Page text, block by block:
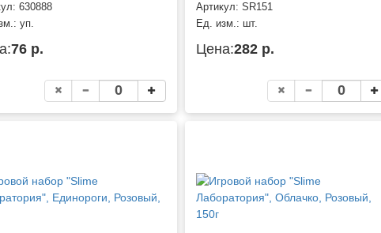
630888
уп.
76 р.
Артикул: SR151
Ед. изм.: шт.
Цена:282 р.